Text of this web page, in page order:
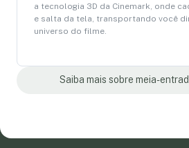
a tecnologia 3D da Cinemark, onde
e salta da tela, transportando você
universo do filme.
Saiba mais sobre meia-